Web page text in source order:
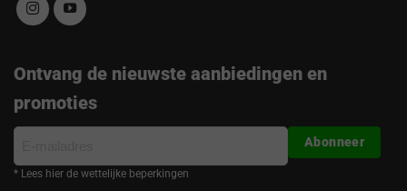
Ontvang de nieuwste aanbiedingen en
promoties
mailadres
* Lees hier de wettelijke beperkingen
Abonneer